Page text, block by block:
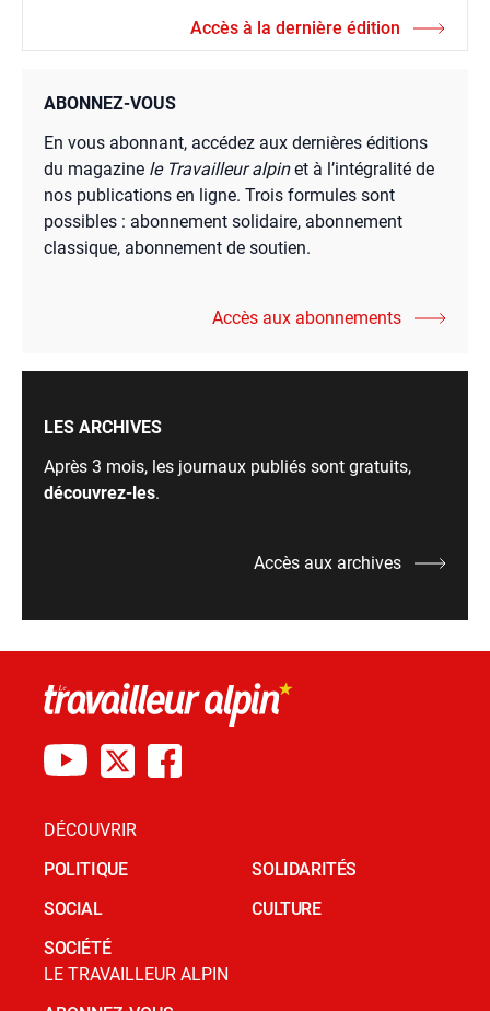
Accès à la dernière édition
ABONNEZ-VOUS
En vous abonnant, accédez aux dernières éditions
du magazine le Travailleur alpinet à l’intégralité de
nos publications en ligne. Trois formules sont
possibles : abonnement solidaire, abonnement
classique, abonnement de soutien.
Accès aux abonnements
LES ARCHIVES
Après 3 mois, les journaux publiés sont gratuits,
découvrez-les.
Accès aux archives
DÉCOUVRIR
POLITIQUE
SOCIAL
SOCIÉTÉ
SOLIDARITÉS
CULTURE
LE TRAVAILLEUR ALPIN